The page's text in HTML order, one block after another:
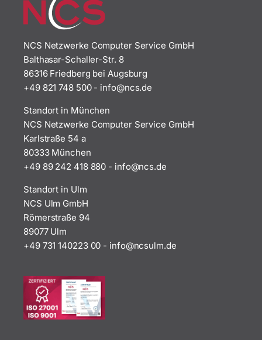
NCS Netzwerke Computer Service GmbH
Balthasar-Schaller-Str. 8
86316 Friedberg bei Augsburg
+49 821 748 500- ed.sc
n@ofn
i
Standort in München
NCS Netzwerke Computer Service GmbH
Karlstraße 54 a
80333 München
+49 89 242 418 880 - ed.sc
n@ofn
i
Standort in Ulm
NCS Ulm GmbH
Römerstraße 94
89077 Ulm
+49 731 140223 00 - ed.ml
uscn@
ofni